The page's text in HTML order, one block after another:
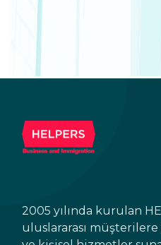
2005 yılında kurulan
uluslararası